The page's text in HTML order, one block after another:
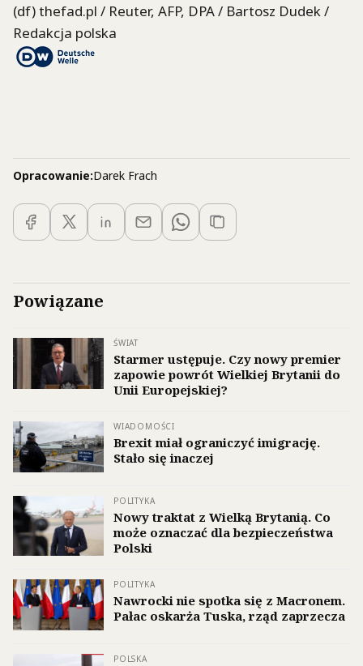
(df) thefad.pl / Reuter, AFP, DPA / Bartosz Dudek /
Redakcja polska
Opracowanie:Darek Frach
Powiązane
ŚWIAT
Starmer ustępuje. Czy nowy premier
zapowie powrót Wielkiej Brytanii do
Unii Europejskiej?
WIADOMOŚCI
Brexit miał ograniczyć imigrację.
Stało się inaczej
POLITYKA
Nowy traktat z Wielką Brytanią. Co
może oznaczać dla bezpieczeństwa
Polski
POLITYKA
Nawrocki nie spotka się z Macronem.
Pałac oskarża Tuska, rząd zaprzecza
POLSKA